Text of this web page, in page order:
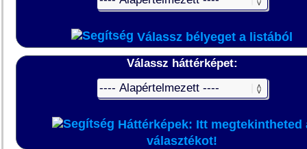
Válassz bélyeget a listából
Válassz háttérképet:
Háttérképek: Itt megtekintheted
választékot!